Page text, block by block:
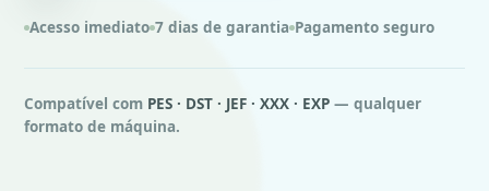
Acesso imediato 7 dias de garantia Pagamento seguro
Compatível com PES · DST · JEF · XXX · EXP — qualquer
formato de máquina.